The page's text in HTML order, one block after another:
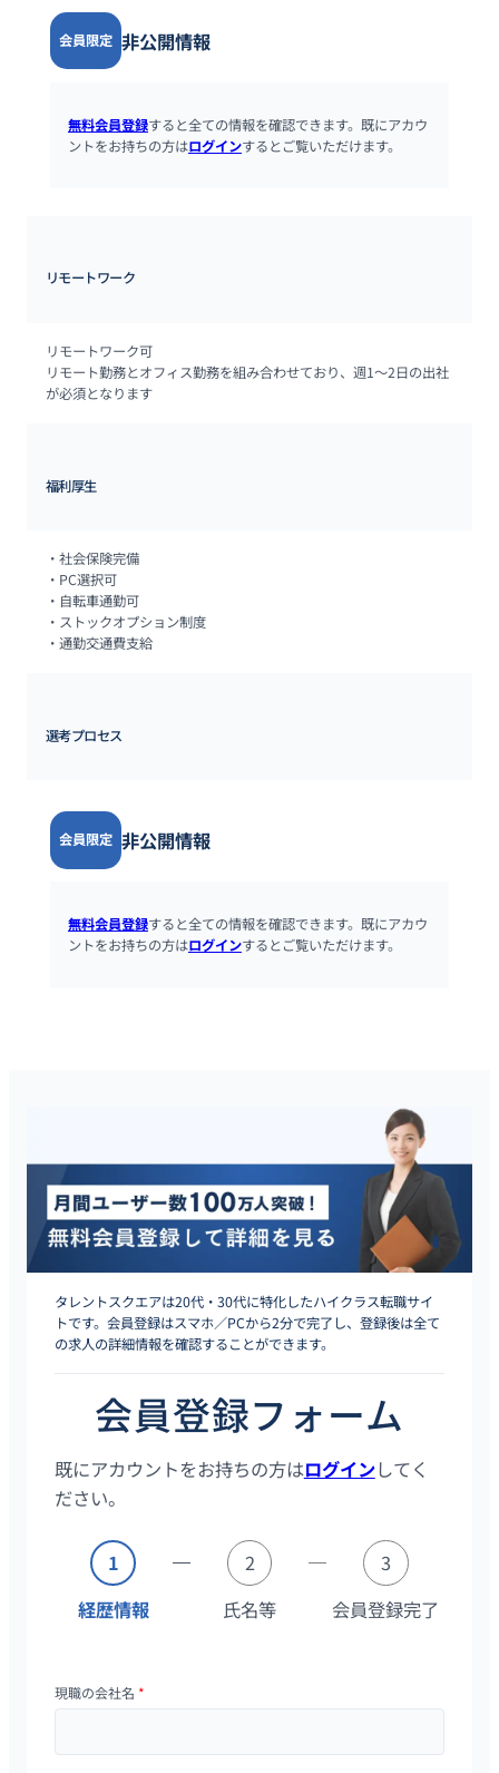
会員限定 非公開情報
無料会員登録すると全ての情報を確認できます。既にアカウ
ントをお持ちの方はログインするとご覧いただけます。
リモートワーク
リモートワーク可
リモート勤務とオフィス勤務を組み合わせており、週1～2日の出社
が必須となります
福利厚生
・社会保険完備
・PC選択可
・自転車通勤可
・ストックオプション制度
・通勤交通費支給
選考プロセス
会員限定 非公開情報
無料会員登録すると全ての情報を確認できます。既にアカウ
ントをお持ちの方はログインするとご覧いただけます。
タレントスクエアは20代・30代に特化したハイクラス転職サイ
トです。会員登録はスマホ／PCから2分で完了し、登録後は全て
の求人の詳細情報を確認することができます。
会員登録フォーム
既にアカウントをお持ちの方はログインしてく
ださい。
1
経歴情報
2
氏名等
3
会員登録完了
現職の会社名 *